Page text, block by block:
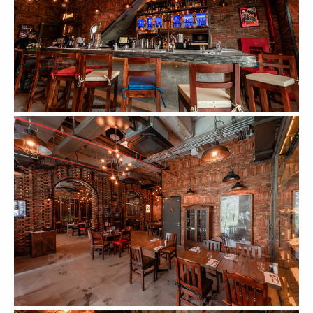
CN Vincom Đồng Khởi CN Long Khánh
67
DON CHICKEN
CN Điện Biên Phủ
68
DON CHICKEN
CN Hai Bà Trưng
69
DON CHICKEN
CN Thảo Điền
70
HẢI SẢN HOÀNG GIA
CN Phạm Văn Nghị